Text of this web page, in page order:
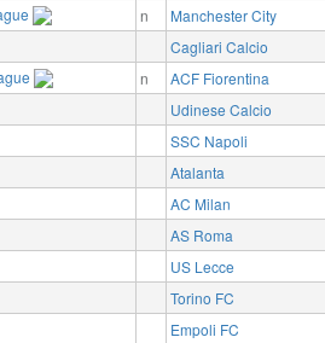
n Manchester City
Cagliari Calcio
n ACF Fiorentina
Udinese Calcio
SSC Napoli
Atalanta
AC Milan
AS Roma
US Lecce
Torino FC
Empoli FC